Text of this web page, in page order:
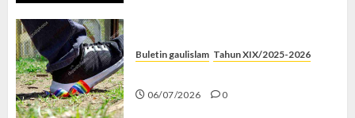
Buletin gaulislam Tahun XIX/2025-2026
06/07/2026 0